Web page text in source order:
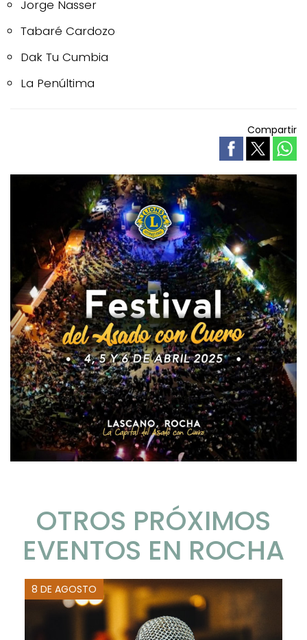
Jorge Nasser
Tabaré Cardozo
Dak Tu Cumbia
La Penúltima
Compartir
OTROS PRÓXIMOS
EVENTOS EN ROCHA
8 DE AGOSTO